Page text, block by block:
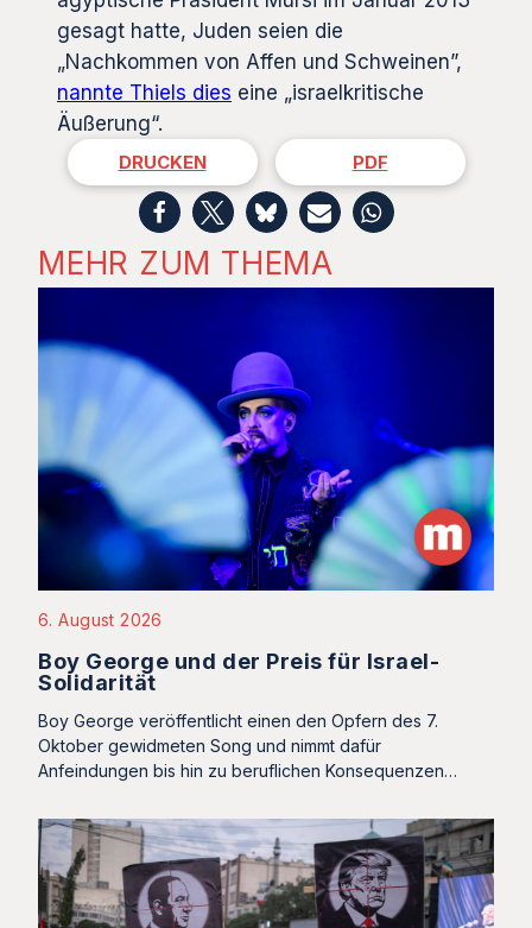
gesagt hatte, Juden seien die
„Nachkommen von Affen und Schweinen”,
nannte Thiels dies eine „israelkritische
Äußerung“.
DRUCKEN PDF
MEHR ZUM THEMA
6. August 2026
Boy George und der Preis für Israel-
Solidarität
Boy George veröffentlicht einen den Opfern des 7.
Oktober gewidmeten Song und nimmt dafür
Anfeindungen bis hin zu beruflichen Konsequenzen…